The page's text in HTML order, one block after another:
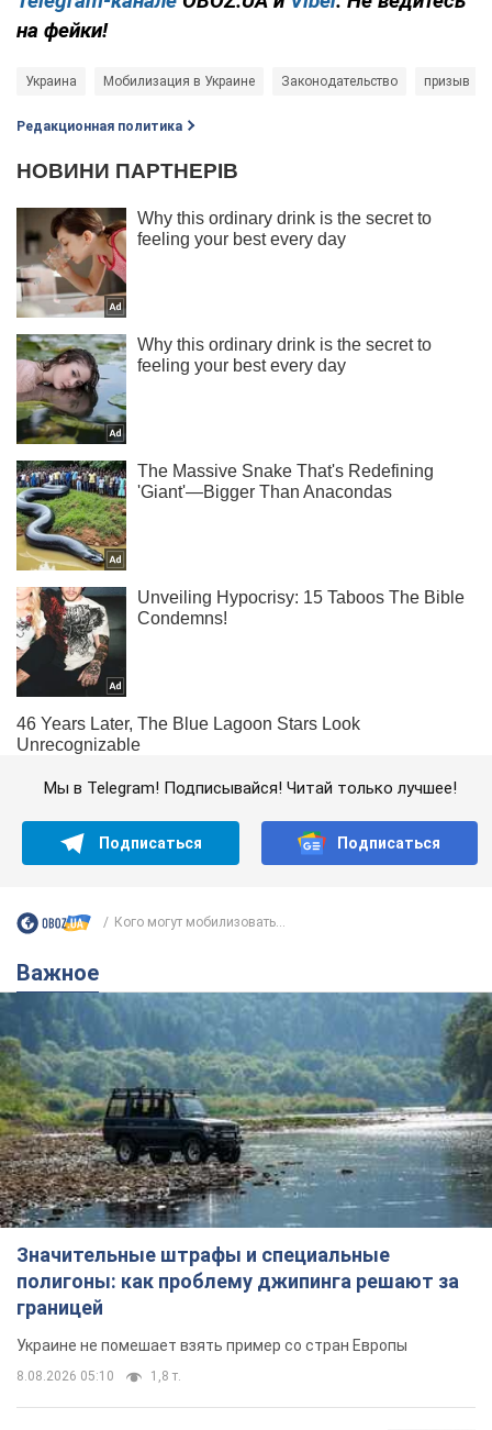
на фейки!
Украина Мобилизация в Украине Законодательство призыв
Редакционная политика
Мы в Telegram! Подписывайся! Читай только лучшее!
Подписаться Подписаться
Кого могут мобилизовать...
Важное
Значительные штрафы и специальные
полигоны: как проблему джипинга решают за
границей
Украине не помешает взять пример со стран Европы
8.08.2026 05:10 1,8 т.